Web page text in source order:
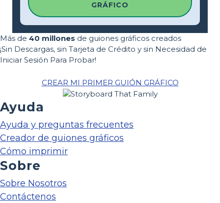
GRÁFICO
Más de 40 millones de guiones gráficos creados
¡Sin Descargas, sin Tarjeta de Crédito y sin Necesidad de
Iniciar Sesión Para Probar!
CREAR MI PRIMER GUIÓN GRÁFICO
Ayuda
Ayuda y preguntas frecuentes
Creador de guiones gráficos
Cómo imprimir
Sobre
Sobre Nosotros
Contáctenos